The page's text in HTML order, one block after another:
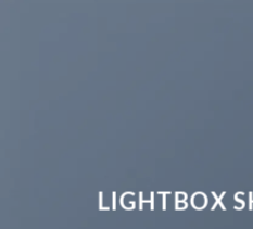
LIGHTBOX